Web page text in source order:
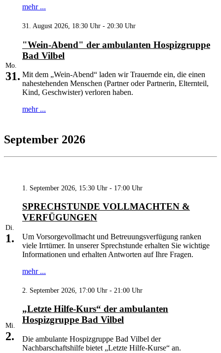
mehr ...
Mo.
31.
31. August 2026, 18:30 Uhr - 20:30 Uhr
"Wein-Abend" der ambulanten Hospizgruppe
Bad Vilbel
Mit dem „Wein-Abend“ laden wir Trauernde ein, die einen
nahestehenden Menschen (Partner oder Partnerin, Elternteil,
Kind, Geschwister) verloren haben.
mehr ...
September 2026
Di.
1.
1. September 2026, 15:30 Uhr - 17:00 Uhr
SPRECHSTUNDE VOLLMACHTEN &
VERFÜGUNGEN
Um Vorsorgevollmacht und Betreuungsverfügung ranken
viele Irrtümer. In unserer Sprechstunde erhalten Sie wichtige
Informationen und erhalten Antworten auf Ihre Fragen.
mehr ...
Mi.
2.
2. September 2026, 17:00 Uhr - 21:00 Uhr
„Letzte Hilfe-Kurs“ der ambulanten
Hospizgruppe Bad Vilbel
Die ambulante Hospizgruppe Bad Vilbel der
Nachbarschaftshilfe bietet „Letzte Hilfe-Kurse“ an.